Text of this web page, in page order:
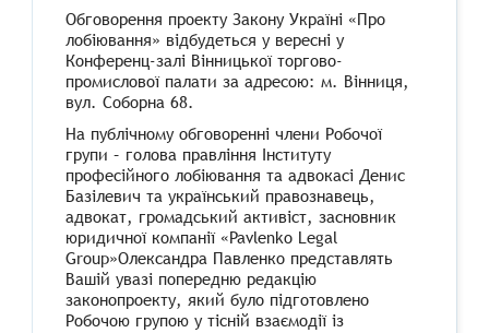
Обговорення проекту Закону Україні «Про
лобіювання» відбудеться у вересні у
Конференц-залі Вінницької торгово-
промислової палати за адресою: м. Вінниця,
вул. Соборна 68.
На публічному обговоренні члени Робочої
групи – голова правління Інституту
професійного лобіювання та адвокасі Денис
Базілевич та український правознавець,
адвокат, громадський активіст, засновник
юридичної компанії «Pavlenko Legal
Group»Олександра Павленко представлять
Вашій увазі попередню редакцію
законопроекту, який було підготовлено
Робочою групою у тісній взаємодії із